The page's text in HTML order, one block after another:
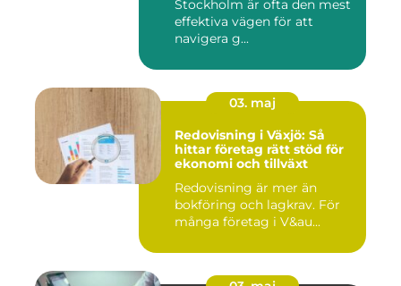
Stockholm är ofta den mest
effektiva vägen för att
navigera g...
03. maj
Redovisning i Växjö: Så
hittar företag rätt stöd för
ekonomi och tillväxt
Redovisning är mer än
bokföring och lagkrav. För
många företag i V&au...